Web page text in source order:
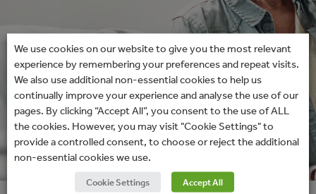
We use cookies on our website to give you the most relevant
experience by remembering your preferences and repeat visits.
We also use additional non-essential cookies to help us
continually improve your experience and analyse the use of our
pages. By clicking “Accept All”, you consent to the use of ALL
the cookies. However, you may visit "Cookie Settings" to
provide a controlled consent, to choose or reject the additional
non-essential cookies we use.
Cookie Settings Accept All